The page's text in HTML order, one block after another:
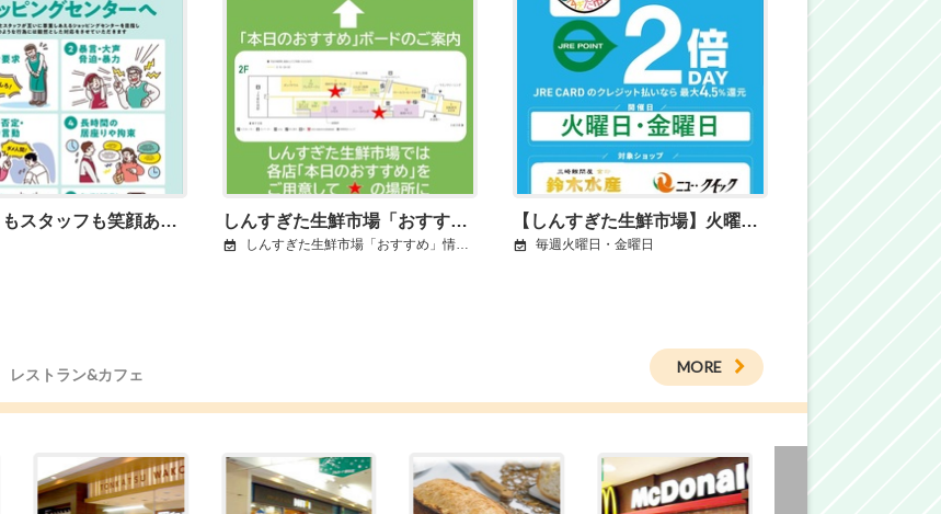
お客さまもスタッフも笑顔あふれるショッピングセンターへ しんすぎた生鮮市場「おすすめ」情報のご案内
しんすぎた生鮮市場「おすすめ」情報のご案内
【しんすぎた生鮮市場】火曜日・金曜日はJRE POINT2倍DAY
毎週火曜日・金曜日
レストラン&カフェ MORE